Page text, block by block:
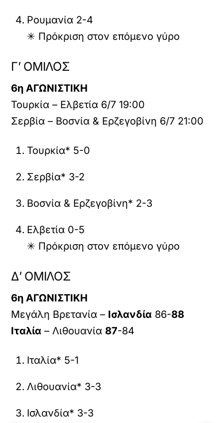
Ρουμανία 2-4
✳ Πρόκριση στον επόμενο γύρο
Γ’ ΟΜΙΛΟΣ
6η ΑΓΩΝΙΣΤΙΚΗ
Τουρκία – Ελβετία 6/7 19:00
Σερβία – Βοσνία & Ερζεγοβίνη 6/7 21:00
Τουρκία* 5-0
Σερβία* 3-2
Βοσνία & Ερζεγοβίνη* 2-3
Ελβετία 0-5
✳ Πρόκριση στον επόμενο γύρο
Δ’ ΟΜΙΛΟΣ
6η ΑΓΩΝΙΣΤΙΚΗ
Μεγάλη Βρετανία – Ισλανδία 86-88
Ιταλία – Λιθουανία 87-84
Ιταλία* 5-1
Λιθουανία* 3-3
Ισλανδία* 3-3